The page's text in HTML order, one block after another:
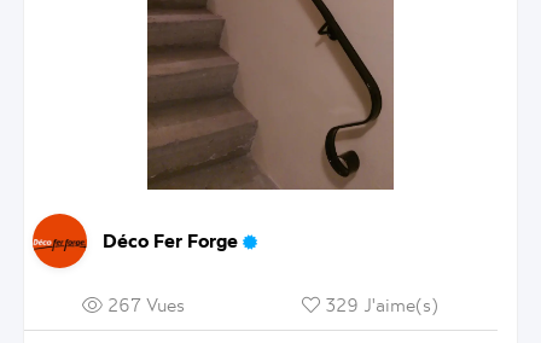
Déco Fer Forge
267 Vues 329 J'aime(s)